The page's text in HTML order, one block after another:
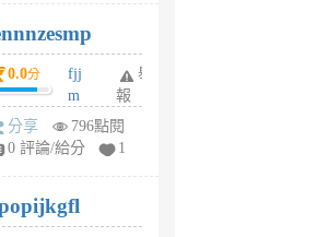
6
個
月
前
0.0分
fjj
m
w
rs
6
個
舉
報
分享
796點閱
0 評論/給分
1